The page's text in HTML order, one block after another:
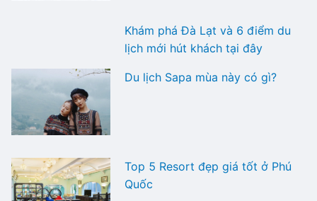
Khám phá Đà Lạt và 6 điểm du
lịch mới hút khách tại đây
Du lịch Sapa mùa này có gì?
Top 5 Resort đẹp giá tốt ở Phú
Quốc